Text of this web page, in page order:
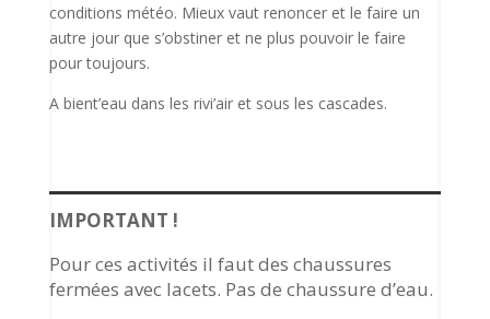
conditions météo. Mieux vaut renoncer et le faire un
autre jour que s’obstiner et ne plus pouvoir le faire
pour toujours.
A bient’eau dans les rivi’air et sous les cascades.
IMPORTANT !
Pour ces activités il faut des chaussures
fermées avec lacets. Pas de chaussure d’eau.